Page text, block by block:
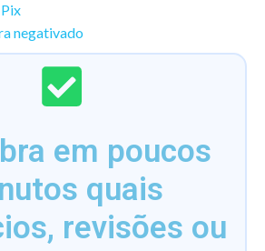
negativado
em poucos
quais
revisões ou